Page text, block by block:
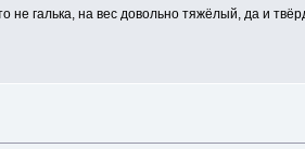
галька, на вес довольно тяжёлый, да и